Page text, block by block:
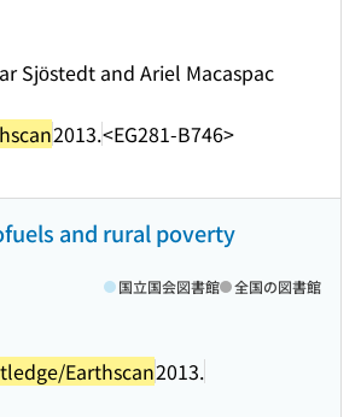
Sjöstedt and Ariel Macaspac
2013.<EG281-B746>
and rural poverty
Earthscan2013.
国立国会図書館 全国の図書館